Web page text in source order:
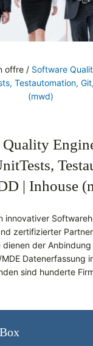
offre / Software
Testautomation,
(mwd)
| Inhouse
innovativer
zertifizierter
der
Datenerfassung
sind hunderte